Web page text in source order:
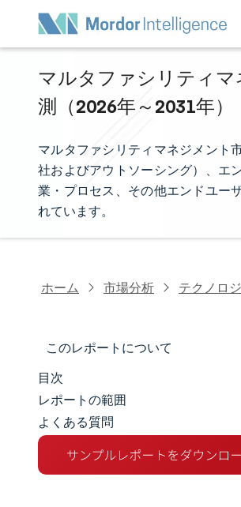
マルタファシリティ
測（2026年～2031年）
マルタファシリティマネジメント
社およびアウトソーシング）、エ
業・プロセス、その他エンドユー
れています。
ホーム 市場分析 テクノロ
このレポートについて
市場規模とシェア
市場分析
トレンドとインサイト
目次
レポートの範囲
よくある質問